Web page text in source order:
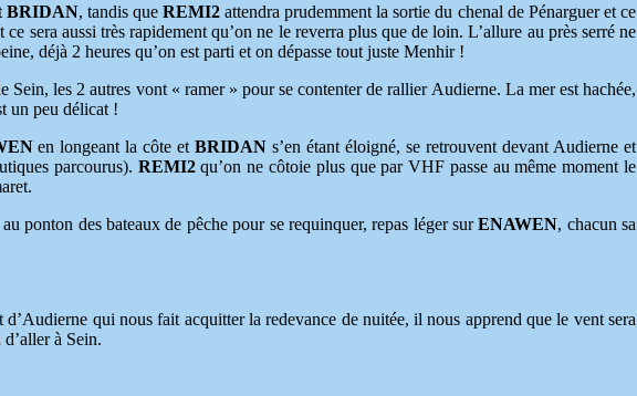
BRIDAN, tandis que REMI2attendra prudemment la sortie du chenal de Pénarguer et ce
sera aussi très rapidement qu’on ne le reverra plus que de loin. L’allure au près serré ne
déjà 2 heures qu’on est parti et on dépasse tout juste Menhir !
Sein, les 2 autres vont « ramer » pour se contenter de rallier Audierne. La mer est hachée,
un peu délicat !
en longeant la côte etBRIDAN s’en étant éloigné, se retrouvent devant Audierne et
parcourus). REMI2qu’on ne côtoie plus que par VHF passe au même moment le
ponton des bateaux de pêche pour se requinquer, repas léger surENAWEN, chacun sa
qui nous fait acquitter la redevance de nuitée, il nous apprend que le vent sera
à Sein.